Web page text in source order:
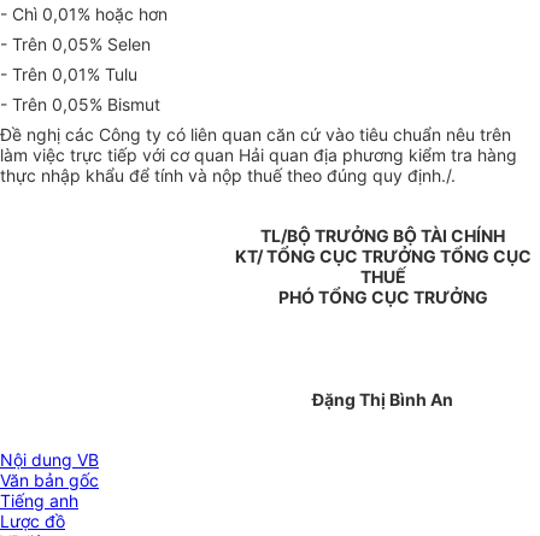
- Chì 0,01% hoặc hơn
- Trên 0,05% Selen
- Trên 0,01% Tulu
- Trên 0,05% Bismut
Đề nghị các Công ty có liên quan căn cứ vào tiêu chuẩn nêu trên
làm việc trực tiếp với cơ quan Hải quan địa phương kiểm tra hàng
thực nhập khẩu để tính và nộp thuế theo đúng quy định./.
TL/BỘ TRƯỞNG BỘ TÀI CHÍNH
KT/ TỔNG CỤC TRƯỞNG TỔNG CỤC
THUẾ
PHÓ TỔNG CỤC TRƯỞNG
Đặng Thị Bình An
Nội dung VB
Văn bản gốc
Tiếng anh
Lược đồ